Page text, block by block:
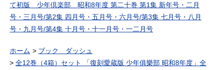
て初版 少年倶楽部 昭和8年度 第二十巻 第1集 新年号・二月
号・三月号/第2集 四月号・五月号・六月号/第3集 七月号・八月
号・九月号/第4集 十月号・十一月号・一二月号
ホーム
ブック ダッシュ
全12巻（4箱）セット 「復刻愛蔵版 少年俱樂部 昭和8年度」全